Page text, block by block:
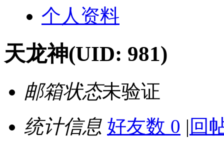
个人资料
天龙神(UID: 981)
邮箱状态未验证
统计信息 好友数 0 | 回